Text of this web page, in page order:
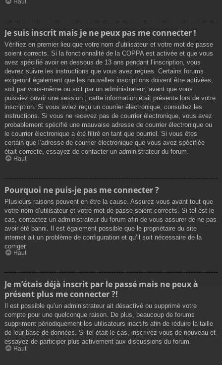
Haut
Je suis inscrit mais je ne peux pas me connecter !
Vérifiez en premier lieu que votre nom d’utilisateur et votre mot de passe
soient corrects. Si la fonctionnalité de la COPPA est activée et que vous
avez spécifié avoir en dessous de 13 ans pendant l’inscription, vous
devrez suivre les instructions que vous avez reçues. Certains forums
exigeront également que les nouvelles inscriptions doivent être activées,
soit par vous-même ou soit par un administrateur, avant que vous
puissiez ouvrir une session ; cette information était présente lors de votre
inscription. Si vous aviez reçu un courrier électronique, consultez les
instructions. Si vous ne recevez pas de courrier électronique, vous avez
probablement spécifié une mauvaise adresse de courrier électronique ou
le courrier électronique a été filtré en tant que pourriel. Si vous êtes
certain que l’adresse de courrier électronique que vous avez spécifiée
était correcte, essayez de contacter un administrateur du forum.
Haut
Pourquoi ne puis-je pas me connecter ?
Plusieurs raisons peuvent en être la cause. Assurez-vous avant tout que
votre nom d’utilisateur et votre mot de passe soient corrects. Si tel est le
cas, contactez un administrateur du forum afin de vous assurer de ne pas
avoir été banni. Il est également possible que le propriétaire du site
internet ait un problème de configuration et qu’il soit nécessaire de la
corriger.
Haut
Je m’étais déjà inscrit par le passé mais ne peux à
présent plus me connecter ?!
Il est possible qu’un administrateur ait désactivé ou supprimé votre
compte pour une quelconque raison. De plus, beaucoup de forums
suppriment périodiquement les utilisateurs inactifs afin de réduire la taille
de leur base de données. Si tel était le cas, inscrivez-vous de nouveau et
essayez de participer plus activement aux discussions du forum.
Haut